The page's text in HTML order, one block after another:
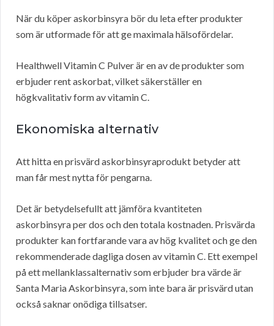
När du köper askorbinsyra bör du leta efter produkter
som är utformade för att ge maximala hälsofördelar.
Healthwell Vitamin C Pulver är en av de produkter som
erbjuder rent askorbat, vilket säkerställer en
högkvalitativ form av vitamin C.
Ekonomiska alternativ
Att hitta en prisvärd askorbinsyraprodukt betyder att
man får mest nytta för pengarna.
Det är betydelsefullt att jämföra kvantiteten
askorbinsyra per dos och den totala kostnaden. Prisvärda
produkter kan fortfarande vara av hög kvalitet och ge den
rekommenderade dagliga dosen av vitamin C. Ett exempel
på ett mellanklassalternativ som erbjuder bra värde är
Santa Maria Askorbinsyra, som inte bara är prisvärd utan
också saknar onödiga tillsatser.